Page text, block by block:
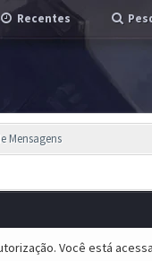
Recentes
Mensagens
Você está